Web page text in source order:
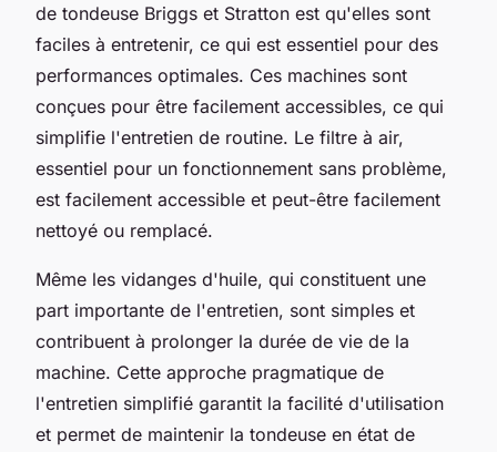
de tondeuse Briggs et Stratton est qu'elles sont
faciles à entretenir, ce qui est essentiel pour des
performances optimales. Ces machines sont
conçues pour être facilement accessibles, ce qui
simplifie l'entretien de routine. Le filtre à air,
essentiel pour un fonctionnement sans problème,
est facilement accessible et peut-être facilement
nettoyé ou remplacé.
Même les vidanges d'huile, qui constituent une
part importante de l'entretien, sont simples et
contribuent à prolonger la durée de vie de la
machine. Cette approche pragmatique de
l'entretien simplifié garantit la facilité d'utilisation
et permet de maintenir la tondeuse en état de